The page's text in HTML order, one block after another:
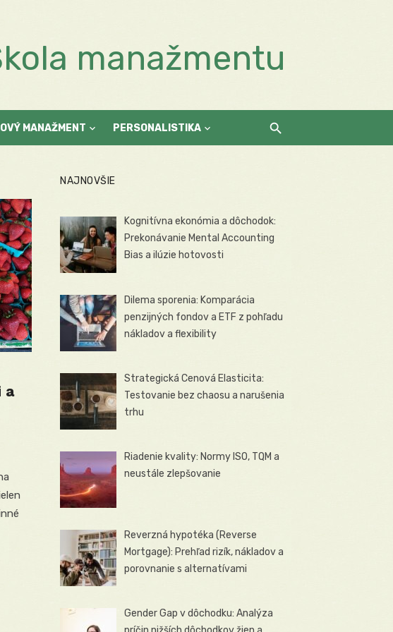
manažmentu
MANAŽMENT PERSONALISTIKA
a
NAJNOVŠIE
Kognitívna ekonómia a dôchodok:
Prekonávanie Mental Accounting
Bias a ilúzie hotovosti
Dilema sporenia: Komparácia
penzijných fondov a ETF z pohľadu
nákladov a flexibility
Strategická Cenová Elasticita:
Testovanie bez chaosu a narušenia
trhu
Riadenie kvality: Normy ISO, TQM a
neustále zlepšovanie
Reverzná hypotéka (Reverse
Mortgage): Prehľad rizík, nákladov a
porovnanie s alternatívami
Gender Gap v dôchodku: Analýza